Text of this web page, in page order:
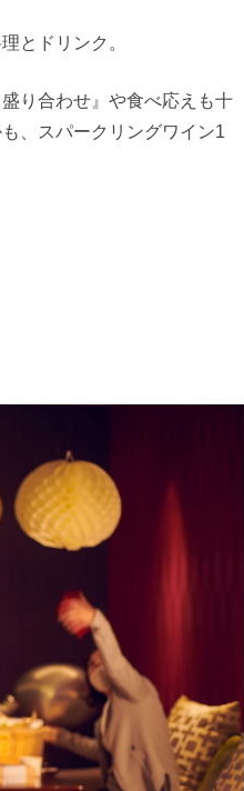
とドリンク。
り合わせ』や食べ応えも十
、スパークリングワイン1